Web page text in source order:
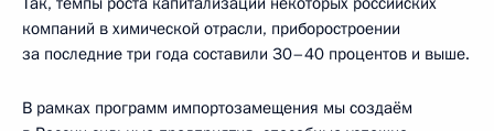
компаний в химической отрасли, приборостроении
за последние три года составили 30–40 процентов и выше.
В рамках программ импортозамещения мы создаём